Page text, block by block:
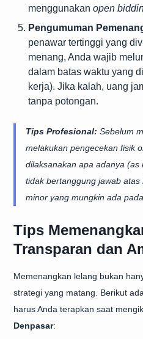
menggunakan open
Pengumuman
penawar tertinggi yang
menang, Anda wajib
dalam batas waktu yang
kerja). Jika kalah, uang
tanpa potongan.
Tips Profesional: Sebelum
melakukan pengecekan fisik
dilaksanakan apa adanya (as
tidak bertanggung jawab
minor yang mungkin ada
Tips
Transparan dan
Memenangkan lelang bukan
strategi yang matang. Berikut
harus Anda terapkan saat
Denpasar: